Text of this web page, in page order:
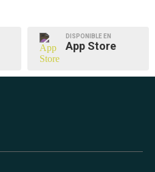
DISPONIBLE EN
App Store